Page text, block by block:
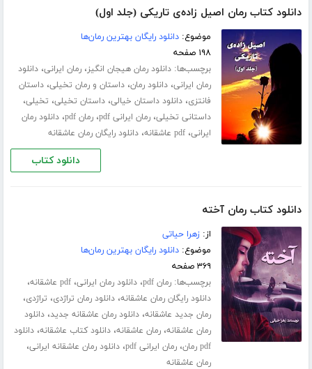
دانلود کتاب رمان اصیل زاده‌ی تاریکی (جلد اول)
موضوع:دانلود رایگان بهترین رمان‌ها
۱۹۸ صفحه
برچسب‌ها:دانلود رمان هیجان انگیز،رمان ایرانی،دانلود
رمان ایرانی،دانلود رمان،داستان و رمان تخیلی،داستان
فانتزی،دانلود داستان خیالی،داستان تخیلی، تخیلی،
داستانی تخیلی،رمان ایرانی pdf ،رمان pdf ،دانلود رمان
ایرانی،pdf عاشقانه ،دانلود رایگان رمان عاشقانه
دانلود کتاب
دانلود کتاب رمان آخته
از:زهرا حیاتی
موضوع:دانلود رایگان بهترین رمان‌ها
۳۶۹ صفحه
برچسب‌ها:رمان pdf ،دانلود رمان ایرانی،pdf عاشقانه ،
دانلود رایگان رمان عاشقانه،دانلود رمان تراژدی، تراژدی،
رمان جدید عاشقانه،دانلود رمان عاشقانه جدید،دانلود
رمان عاشقانه،رمان عاشقانه،دانلود کتاب عاشقانه،دانلود
pdf رمان
،رمان ایرانی pdf ،دانلود رمان عاشقانه ایرانی،
رمان عاشقانه